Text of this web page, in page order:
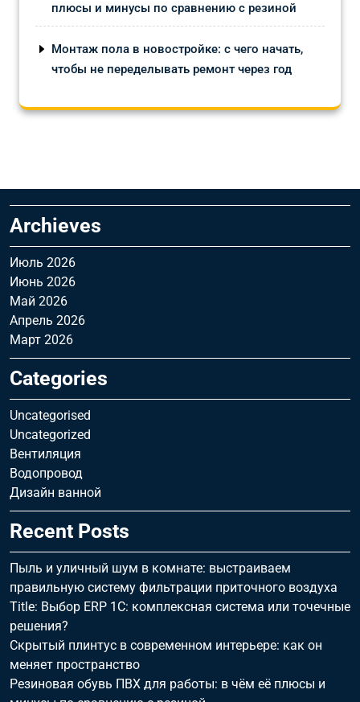
плюсы и минусы по сравнению с резиной
Монтаж пола в новостройке: с чего начать,
чтобы не переделывать ремонт через год
Archieves
Июль 2026
Июнь 2026
Май 2026
Апрель 2026
Март 2026
Categories
Uncategorised
Uncategorized
Вентиляция
Водопровод
Дизайн ванной
Recent Posts
Пыль и уличный шум в комнате: выстраиваем
правильную систему фильтрации приточного воздуха
Title: Выбор ERP 1С: комплексная система или точечные
решения?
Скрытый плинтус в современном интерьере: как он
меняет пространство
Резиновая обувь ПВХ для работы: в чём её плюсы и